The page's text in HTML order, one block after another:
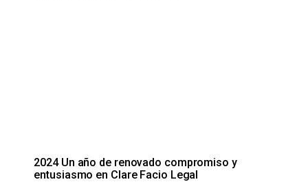
2024 Un año de renovado compromiso y
entusiasmo en Clare Facio Legal